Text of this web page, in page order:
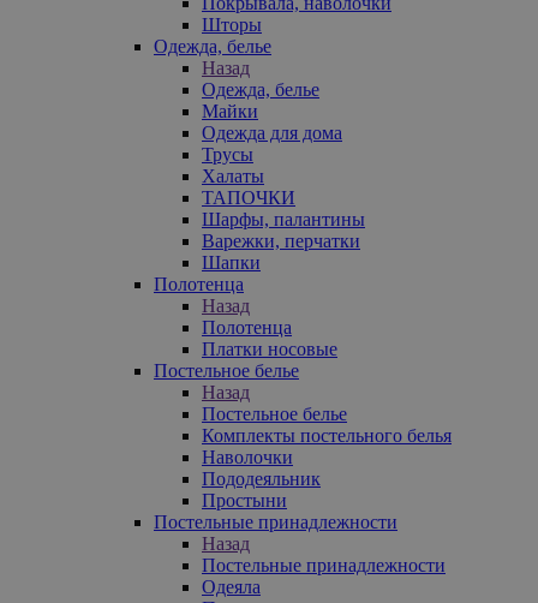
Шторы
Одежда, белье
Назад
Одежда, белье
Майки
Одежда для дома
Трусы
Халаты
ТАПОЧКИ
Шарфы, палантины
Варежки, перчатки
Шапки
Полотенца
Назад
Полотенца
Платки носовые
Постельное белье
Назад
Постельное белье
Комплекты постельного белья
Наволочки
Пододеяльник
Простыни
Постельные принадлежности
Назад
Постельные принадлежности
Одеяла